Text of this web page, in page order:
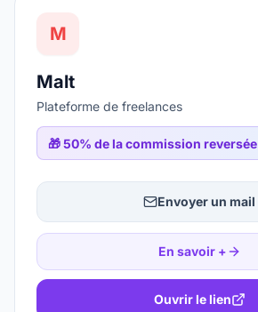
M
Malt
Plateforme de freelances
🎁50% de la commission reversée
Envoyer un mail
En savoir +
Ouvrir le lien